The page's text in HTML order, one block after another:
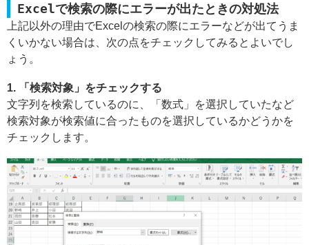
Excelで検索の際にエラーが出たときの対処法
上記以外の理由でExcelの検索の際にエラーなどが出てうま
くいかない場合は、次の点をチェックしてみるとよいでし
ょう。
1. 「検索対象」をチェックする
文字列を検索しているのに、「数式」を選択していたなど
検索対象が検索値に合ったものを選択しているかどうかを
チェックします。